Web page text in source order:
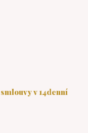
v 14denní